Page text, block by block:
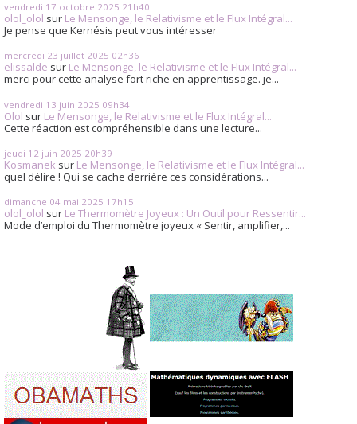
vendredi 17 octobre 2025 21h40
olol_olol sur Le Mensonge, le Relativisme et le Flux Intégral...
Je pense que Kernésis peut vous intéresser
mercredi 23 juillet 2025 02h36
elissalde sur Le Mensonge, le Relativisme et le Flux Intégral...
merci pour cette analyse fort riche en apprentissage. je...
vendredi 13 juin 2025 09h34
Olol sur Le Mensonge, le Relativisme et le Flux Intégral...
Cette réaction est compréhensible dans une lecture...
jeudi 12 juin 2025 20h39
Kosmanek sur Le Mensonge, le Relativisme et le Flux Intégral...
quel délire ! Qui se cache derrière ces considérations...
dimanche 04 mai 2025 17h15
olol_olol sur Le Thermomètre Joyeux : Un Outil pour Ressentir...
Mode d’emploi du Thermomètre joyeux « Sentir, amplifier,...